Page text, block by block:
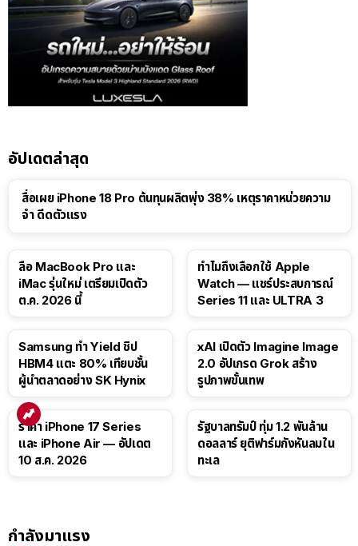
อัปเดตล่าสุด
สื่อเผย iPhone 18 Pro ต้นทุนผลิตพุ่ง 38% เหตุราคาหน่วยความ
จำ ดีดตัวแรง
ลือ MacBook Pro และ
iMac รุ่นใหม่ เตรียมเปิดตัว
ต.ค. 2026 นี้
ทำไมถึงเลือกใช้ Apple
Watch — แชร์ประสบการณ์
Series 11 และ ULTRA 3
Samsung ทำ Yield ชิป
HBM4 แตะ 80% เทียบชั้น
ผู้นำตลาดอย่าง SK Hynix
xAI เปิดตัว Imagine Image
2.0 อัปเกรด Grok สร้าง
รูปภาพขั้นเทพ
ราคา iPhone 17 Series
และ iPhone Air — อัปเดต
10 ส.ค. 2026
รัฐบาลทรัมป์ ทุ่ม 1.2 พันล้าน
ดอลลาร์ ยุติฟาร์มกังหันลมใน
ทะเล
กำลังมาแรง